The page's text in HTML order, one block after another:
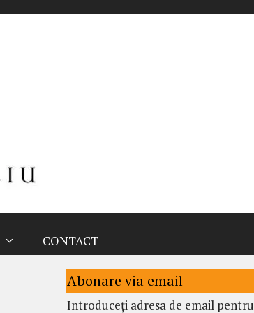
CONTACT
Abonare via email
Introduceți adresa de email pentru